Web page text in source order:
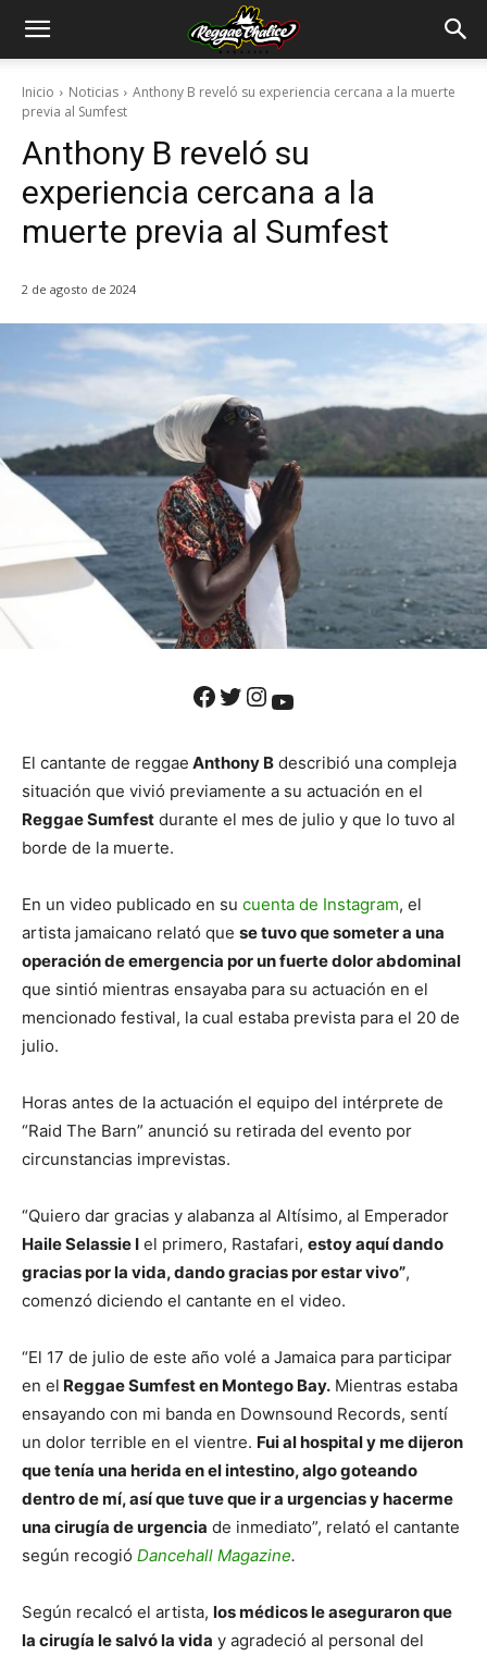
Inicio Noticias
Anthony B reveló su experiencia cercana a la muerte
previa al Sumfest
Anthony B reveló su
experiencia cercana a la
muerte previa al Sumfest
2 de agosto de 2024
Facebook Twitter Instagram YouTube
El cantante de reggae Anthony B describió una compleja
situación que vivió previamente a su actuación en el
Reggae Sumfest durante el mes de julio y que lo tuvo al
borde de la muerte.
En un video publicado en su cuenta de Instagram, el
artista jamaicano relató que se tuvo que someter a una
operación de emergencia por un fuerte dolor abdominal
que sintió mientras ensayaba para su actuación en el
mencionado festival, la cual estaba prevista para el 20 de
julio.
Horas antes de la actuación el equipo del intérprete de
“Raid The Barn” anunció su retirada del evento por
circunstancias imprevistas.
“Quiero dar gracias y alabanza al Altísimo, al Emperador
Haile Selassie I el primero, Rastafari, estoy aquí dando
gracias por la vida, dando gracias por estar vivo”,
comenzó diciendo el cantante en el video.
“El 17 de julio de este año volé a Jamaica para participar
en el Reggae Sumfest en Montego Bay. Mientras estaba
ensayando con mi banda en Downsound Records, sentí
un dolor terrible en el vientre. Fui al hospital y me dijeron
que tenía una herida en el intestino, algo goteando
dentro de mí, así que tuve que ir a urgencias y hacerme
una cirugía de urgencia de inmediato”, relató el cantante
según recogió Dancehall Magazine.
Según recalcó el artista, los médicos le aseguraron que
la cirugía le salvó la vida y agradeció al personal del